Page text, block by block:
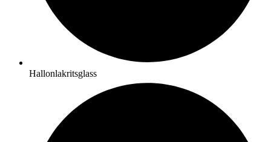
Hallonlakritsglass